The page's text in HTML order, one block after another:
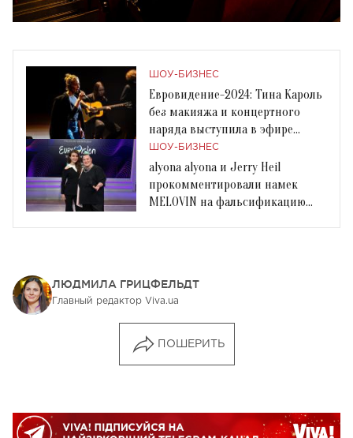
ШОУ-БИЗНЕС
Евровидение-2024: Тина Кароль
без макияжа и концертного
наряда выступила в эфире
Нацотбора
ШОУ-БИЗНЕС
alyona alyona и Jerry Heil
прокомментировали намек
MELOVIN на фальсификацию
ЛЮДМИЛА ГРИЦФЕЛЬДТ
Главный редактор Viva.ua
ПОШЕРИТЬ